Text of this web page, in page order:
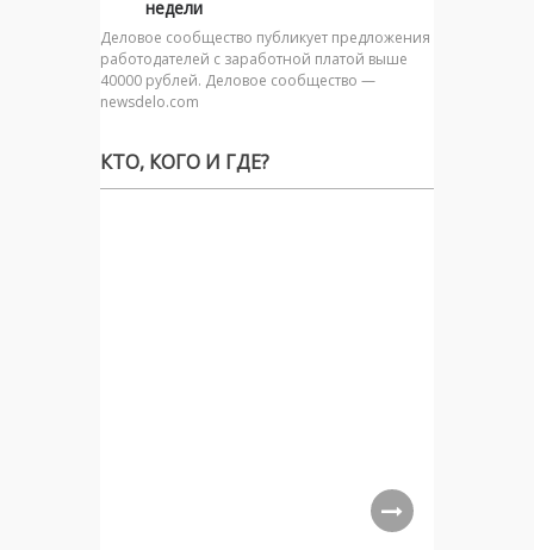
недели
Деловое сообщество публикует предложения
работодателей с заработной платой выше
40000 рублей. Деловое сообщество —
newsdelo.com
КТО, КОГО И ГДЕ?